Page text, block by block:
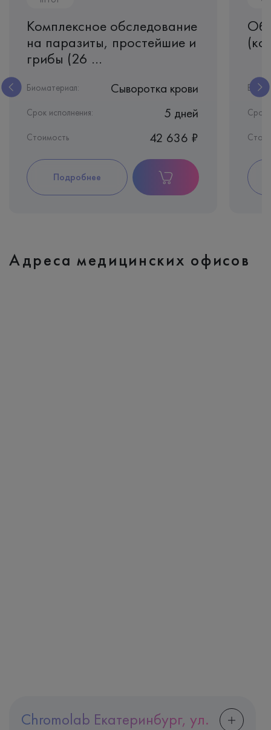
Комплексное обследование
на паразиты, простейшие и
грибы (26 ...
Биоматериал: Сыворотка крови
Срок исполнения: 5 дней
Стоимость 42 636 ₽
Подробнее
Срок
Chromolab Екатеринбург, ул.
Адреса медицинских офисов